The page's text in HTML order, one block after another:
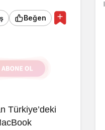
Beğen
Türkiye’deki